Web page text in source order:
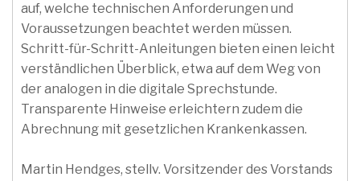
auf, welche technischen Anforderungen und
Voraussetzungen beachtet werden müssen.
Schritt-für-Schritt-Anleitungen bieten einen leicht
verständlichen Überblick, etwa auf dem Weg von
der analogen in die digitale Sprechstunde.
Transparente Hinweise erleichtern zudem die
Abrechnung mit gesetzlichen Krankenkassen.
Martin Hendges, stellv. Vorsitzender des Vorstands